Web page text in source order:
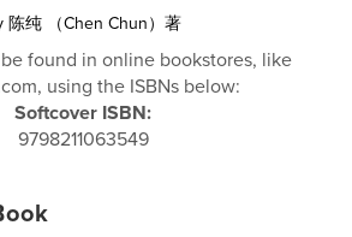
陈纯 （Chen Chun）著
found in online bookstores, like
using the ISBNs below:
Softcover ISBN:
9798211063549